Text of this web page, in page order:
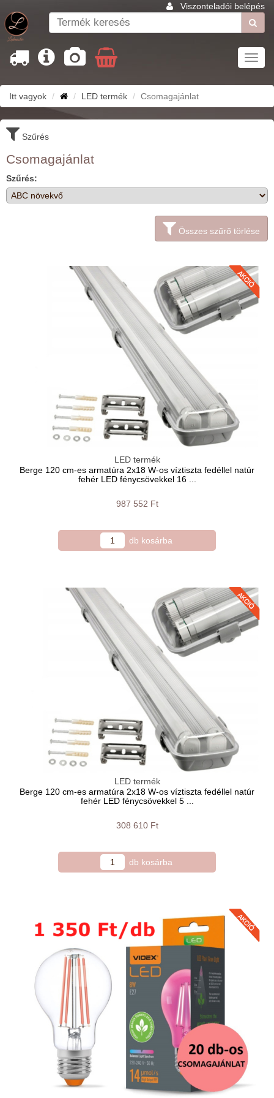
Viszonteladói belépés
Itt vagyok LED termék Csomagajánlat
Szűrés
Csomagajánlat
Szűrés:
Összes szűrő törlése
LED termék
Berge 120 cm-es armatúra 2x18 W-os víztiszta fedéllel natúr
fehér LED fénycsövekkel 16 ...
987 552 Ft
LED termék
Berge 120 cm-es armatúra 2x18 W-os víztiszta fedéllel natúr
fehér LED fénycsövekkel 5 ...
308 610 Ft